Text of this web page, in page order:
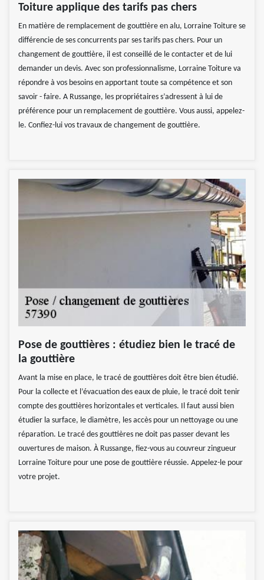
Toiture applique des tarifs pas chers
En matière de remplacement de gouttière en alu, Lorraine Toiture se
différencie de ses concurrents par ses tarifs pas chers. Pour un
changement de gouttière, il est conseillé de le contacter et de lui
demander un devis. Avec son professionnalisme, Lorraine Toiture va
répondre à vos besoins en apportant toute sa compétence et son
savoir - faire. A Russange, les propriétaires s’adressent à lui de
préférence pour un remplacement de gouttière. Vous aussi, appelez-
le. Confiez-lui vos travaux de changement de gouttière.
Pose de gouttières : étudiez bien le tracé de
la gouttière
Avant la mise en place, le tracé de gouttières doit être bien étudié.
Pour la collecte et l’évacuation des eaux de pluie, le tracé doit tenir
compte des gouttières horizontales et verticales. Il faut aussi bien
étudier la surface, le diamètre, les accès pour un nettoyage ou une
réparation. Le tracé des gouttières ne doit pas passer devant les
ouvertures de maison. À Russange, fiez-vous au couvreur zingueur
Lorraine Toiture pour une pose de gouttière réussie. Appelez-le pour
votre projet.